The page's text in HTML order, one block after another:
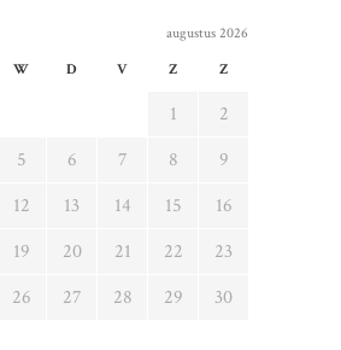
augustus 2026
W D V Z Z
1
2
5 6 7 8
9
12 13 14 15
16
19 20 21 22
23
26 27 28 29
30